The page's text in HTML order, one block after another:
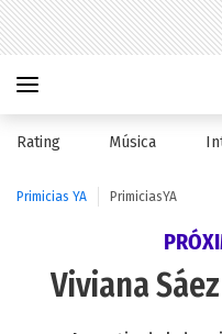
Rating Música
Primicias YA PrimiciasYA
Viviana